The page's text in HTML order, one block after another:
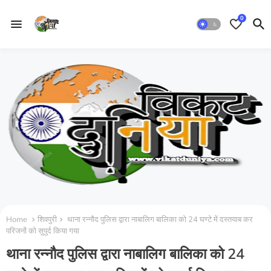
0
Home शिवपुरी
थाना रन्नौद पुलिस द्वारा नाबालिग बालिका को 24 घण्टे में दस्तयाब कर
परिजनों को सुपुर्द किया गया
थाना रन्नौद पुलिस द्वारा नाबालिग बालिका को 24